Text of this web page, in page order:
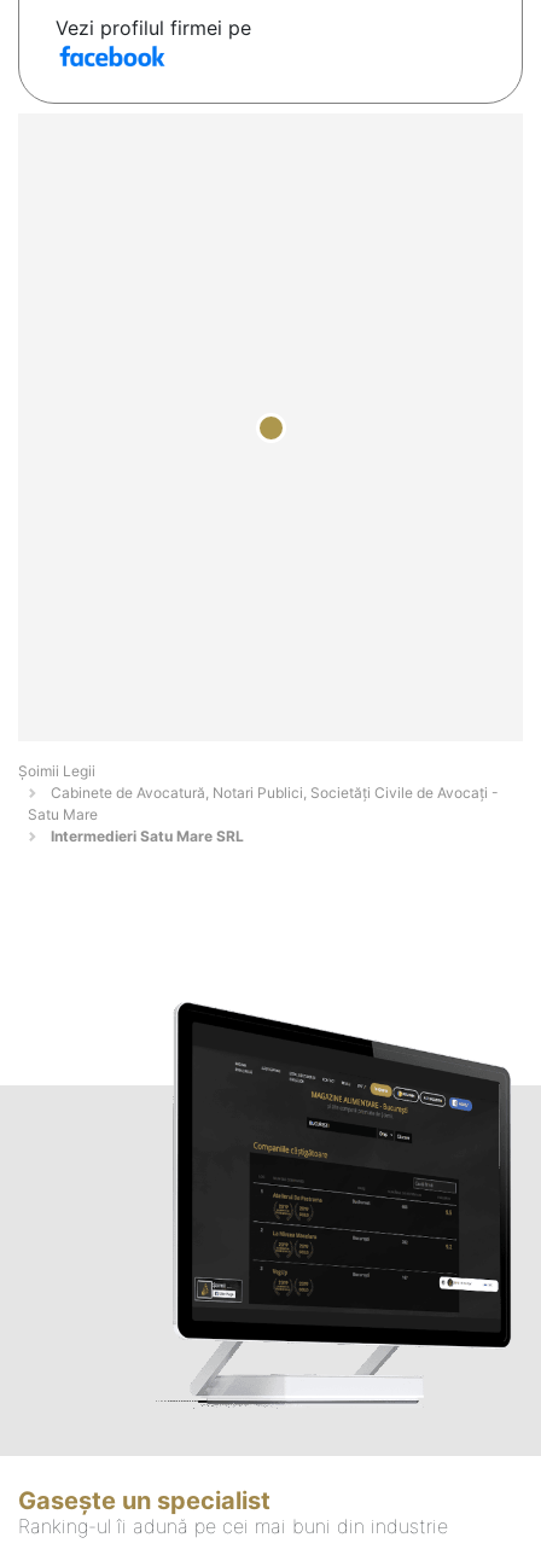
Vezi profilul firmei pe
Șoimii Legii
Cabinete de Avocatură, Notari Publici, Societăți Civile de Avocați -
Satu Mare
Intermedieri Satu Mare SRL
Gasește un specialist
Ranking-ul îi adună pe cei mai buni din industrie